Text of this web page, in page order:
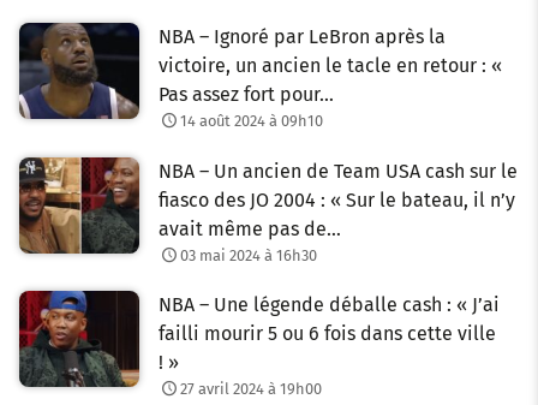
NBA – Ignoré par LeBron après la
victoire, un ancien le tacle en retour : «
Pas assez fort pour…
14 août 2024 à 09h10
NBA – Un ancien de Team USA cash sur le
fiasco des JO 2004 : « Sur le bateau, il n’y
avait même pas de…
03 mai 2024 à 16h30
NBA – Une légende déballe cash : « J’ai
failli mourir 5 ou 6 fois dans cette ville
! »
27 avril 2024 à 19h00